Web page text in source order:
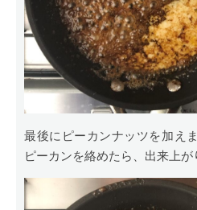
最後にピーカンナッツを加え
ピーカンを絡めたら、出来上が